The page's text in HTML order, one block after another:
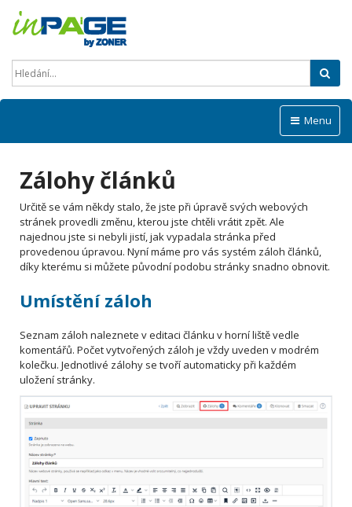
Menu
Zálohy článků
Určitě se vám někdy stalo, že jste při úpravě svých webových
stránek provedli změnu, kterou jste chtěli vrátit zpět. Ale
najednou jste si nebyli jistí, jak vypadala stránka před
provedenou úpravou. Nyní máme pro vás systém záloh článků,
díky kterému si můžete původní podobu stránky snadno obnovit.
Umístění záloh
Seznam záloh naleznete v editaci článku v horní liště vedle
komentářů. Počet vytvořených záloh je vždy uveden v modrém
kolečku. Jednotlivé zálohy se tvoří automaticky při každém
uložení stránky.